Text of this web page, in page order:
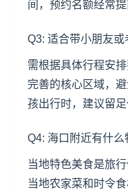
间，预约名额经常
Q3: 适合带小朋友或
需根据具体行程安
完善的核心区域，
孩出行时，建议留
Q4: 海口附近有什么
当地特色美食是旅
当地农家菜和时令